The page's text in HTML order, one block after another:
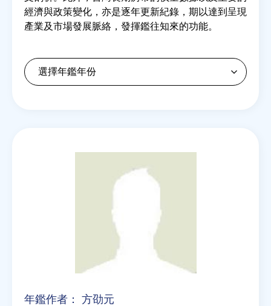
電子報
經濟與政策變化，亦是逐年更新紀錄，期以達到呈現
產業及市場發展脈絡，發揮鑑往知來的功能。
年鑑作者： 方劭元